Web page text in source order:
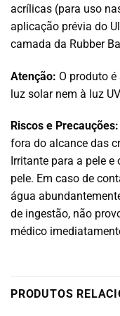
acrílicas (para uso
aplicação prévia do
camada da Rubber
Atenção: O produto
luz solar nem à luz
Riscos e Precauções:
fora do alcance das
Irritante para a pele
pele. Em caso de
água
de ingestão, não
médico
PRODUTOS